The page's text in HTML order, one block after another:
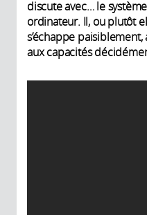
discute avec… le
ordinateur. Il, ou plutôt
s’échappe
aux capacités